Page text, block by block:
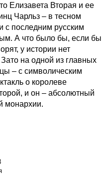
Елизавета Вторая и ее
Чарльз – в тесном
с последним русским
А что было бы, если бы
у истории нет
на одной из главных
– с символическим
о королеве
и он – абсолютный
монархии.